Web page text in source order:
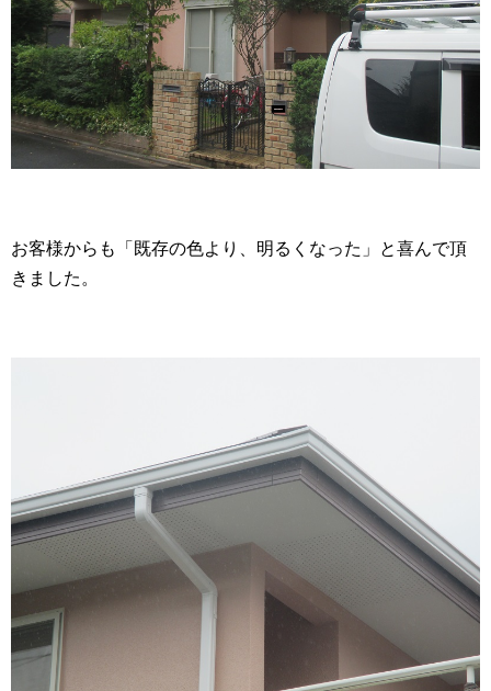
お客様からも「既存の色より、明るくなった」と喜んで頂
きました。